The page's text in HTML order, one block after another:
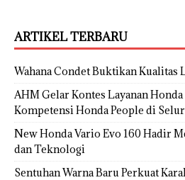
ARTIKEL TERBARU
Wahana Condet Buktikan Kualitas
AHM Gelar Kontes Layanan
Kompetensi Honda People di
New Honda Vario Evo 160 Hadir
dan Teknologi
Sentuhan Warna Baru Perkuat